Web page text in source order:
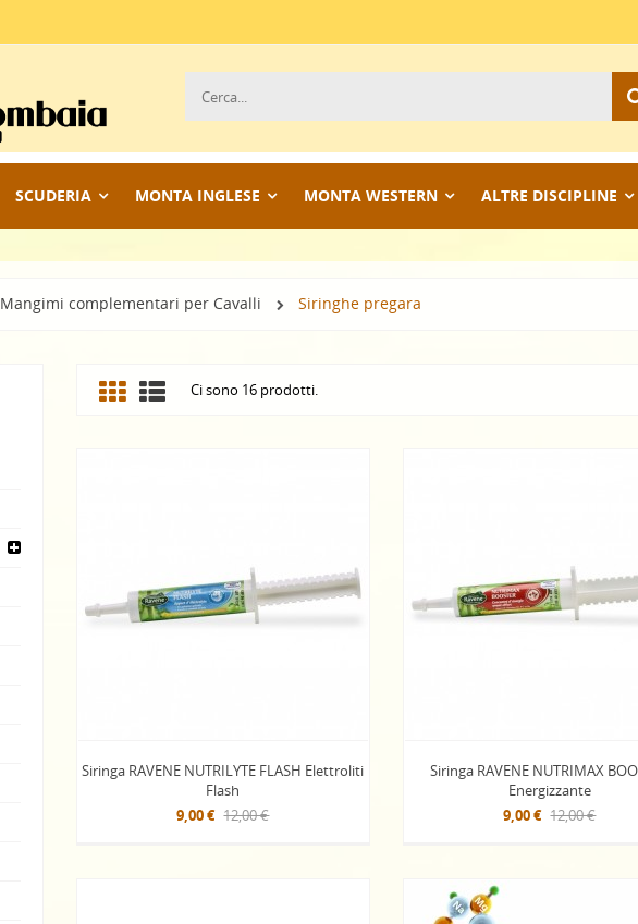
SCUDERIA MONTA INGLESE MONTA WESTERN ALTRE DISCIPLINE
Mangimi complementari per Cavalli Siringhe pregara
Ci sono 16 prodotti.
Siringa RAVENE NUTRILYTE FLASH Elettroliti
Flash
9,00 € 12,00 €
Siringa RAVENE NUTRIMAX
Energizzante
9,00 € 12,00 €